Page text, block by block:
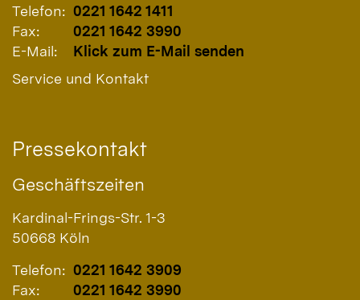
Telefon: 0221 1642 1411
Fax:
0221 1642 3990
E-Mail:
Klick zum E-Mail senden
Service und Kontakt
Pressekontakt
Geschäftszeiten
Kardinal-Frings-Str. 1-3
50668 Köln
Telefon: 0221 1642 3909
Fax:
0221 1642 3990